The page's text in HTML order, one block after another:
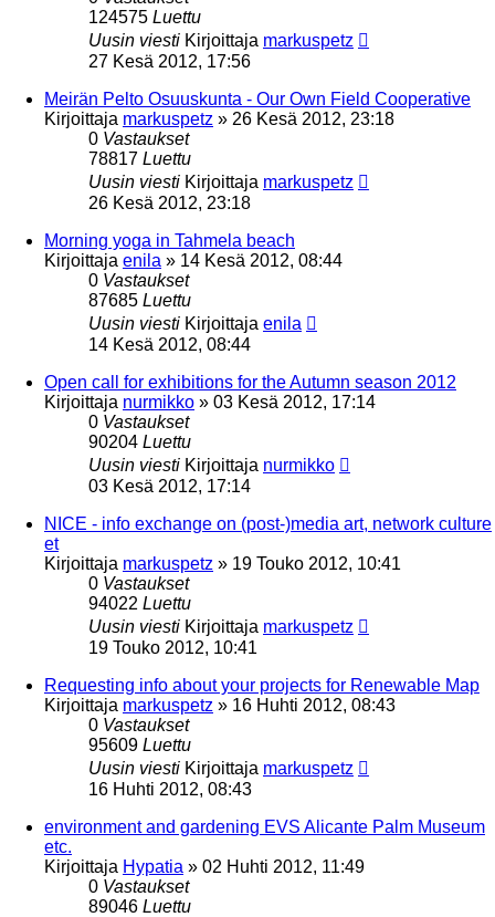
124575 Luettu
Uusin viesti Kirjoittaja markuspetz
27 Kesä 2012, 17:56
Meirän Pelto Osuuskunta - Our Own Field Cooperative
Kirjoittaja markuspetz » 26 Kesä 2012, 23:18
0 Vastaukset
78817 Luettu
Uusin viesti Kirjoittaja markuspetz
26 Kesä 2012, 23:18
Morning yoga in Tahmela beach
Kirjoittaja enila » 14 Kesä 2012, 08:44
0 Vastaukset
87685 Luettu
Uusin viesti Kirjoittaja enila
14 Kesä 2012, 08:44
Open call for exhibitions for the Autumn season 2012
Kirjoittaja nurmikko » 03 Kesä 2012, 17:14
0 Vastaukset
90204 Luettu
Uusin viesti Kirjoittaja nurmikko
03 Kesä 2012, 17:14
NICE - info exchange on (post-)media art, network culture
et
Kirjoittaja markuspetz » 19 Touko 2012, 10:41
0 Vastaukset
94022 Luettu
Uusin viesti Kirjoittaja markuspetz
19 Touko 2012, 10:41
Requesting info about your projects for Renewable Map
Kirjoittaja markuspetz » 16 Huhti 2012, 08:43
0 Vastaukset
95609 Luettu
Uusin viesti Kirjoittaja markuspetz
16 Huhti 2012, 08:43
environment and gardening EVS Alicante Palm Museum
etc.
Kirjoittaja Hypatia » 02 Huhti 2012, 11:49
0 Vastaukset
89046 Luettu